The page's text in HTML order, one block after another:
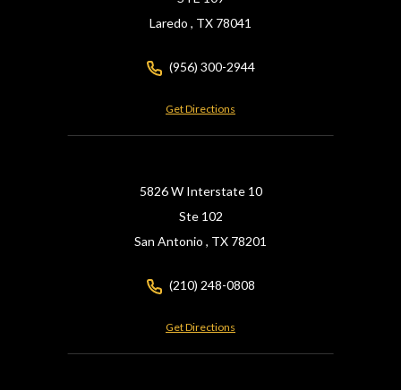
Laredo , TX 78041
(956) 300-2944
Get Directions
5826 W Interstate 10
Ste 102
San Antonio , TX 78201
(210) 248-0808
Get Directions